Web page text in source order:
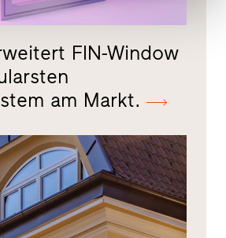
FIN-Window
am Markt.